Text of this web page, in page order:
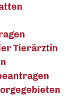
Tierärztin